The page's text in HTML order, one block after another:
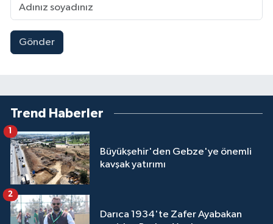
Gönder
Trend Haberler
Büyükşehir'den Gebze'ye önemli
kavşak yatırımı
Darıca 1934'te Zafer Ayabakan
2